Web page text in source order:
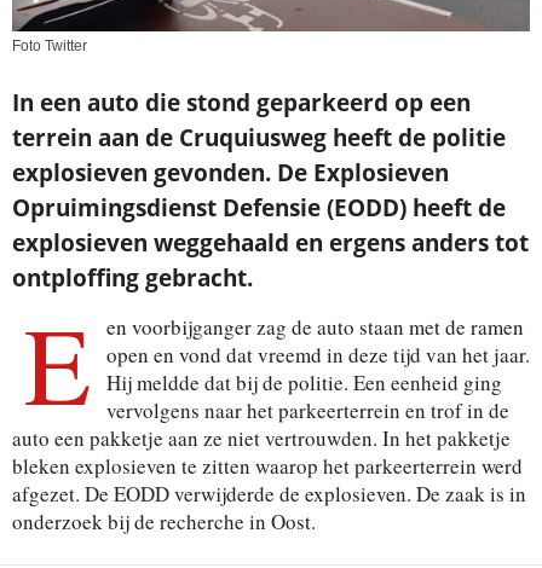
Foto Twitter
In een auto die stond geparkeerd op een
terrein aan de Cruquiusweg heeft de politie
explosieven gevonden. De Explosieven
Opruimingsdienst Defensie (EODD) heeft de
explosieven weggehaald en ergens anders tot
ontploffing gebracht.
E
en voorbijganger zag de auto staan met de ramen
open en vond dat vreemd in deze tijd van het jaar.
Hij meldde dat bij de politie. Een eenheid ging
vervolgens naar het parkeerterrein en trof in de
auto een pakketje aan ze niet vertrouwden. In het pakketje
bleken explosieven te zitten waarop het parkeerterrein werd
afgezet. De EODD verwijderde de explosieven. De zaak is in
onderzoek bij de recherche in Oost.